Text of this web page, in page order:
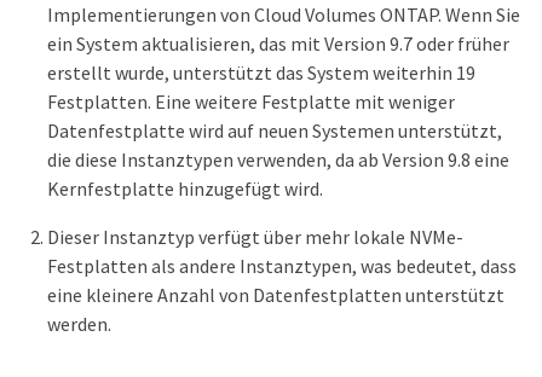
Implementierungen von Cloud Volumes ONTAP. Wenn Sie
ein System aktualisieren, das mit Version 9.7 oder früher
erstellt wurde, unterstützt das System weiterhin 19
Festplatten. Eine weitere Festplatte mit weniger
Datenfestplatte wird auf neuen Systemen unterstützt,
die diese Instanztypen verwenden, da ab Version 9.8 eine
Kernfestplatte hinzugefügt wird.
Dieser Instanztyp verfügt über mehr lokale NVMe-
Festplatten als andere Instanztypen, was bedeutet, dass
eine kleinere Anzahl von Datenfestplatten unterstützt
werden.